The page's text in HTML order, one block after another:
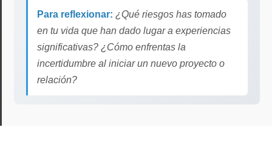
Para reflexionar: ¿Qué riesgos has tomado
en tu vida que han dado lugar a experiencias
significativas? ¿Cómo enfrentas la
incertidumbre al iniciar un nuevo proyecto o
relación?